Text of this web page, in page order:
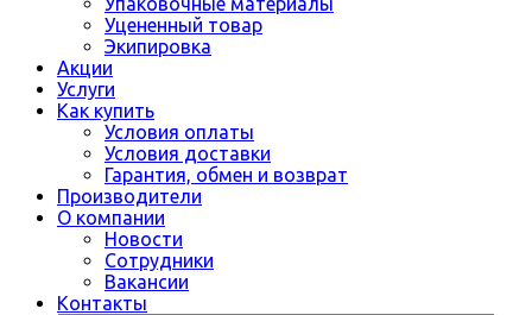
Уцененный товар
Экипировка
Акции
Услуги
Как купить
Условия оплаты
Условия доставки
Гарантия, обмен и возврат
Производители
О компании
Новости
Сотрудники
Вакансии
Контакты